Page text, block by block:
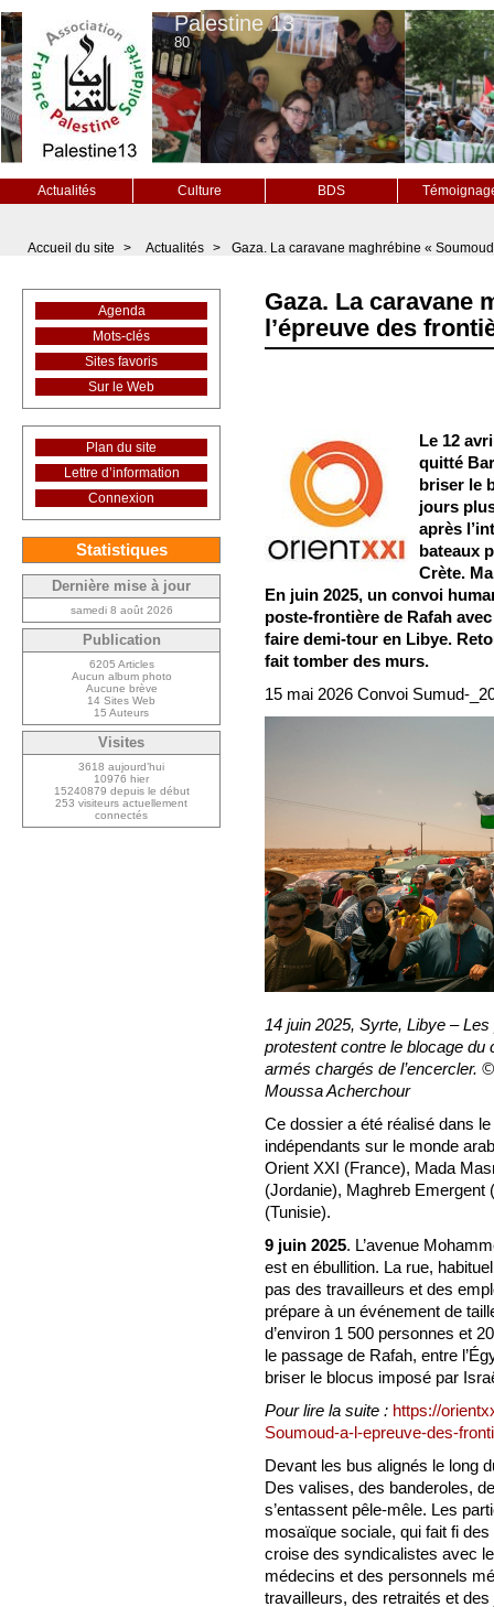
Palestine 13
80
Actualités Culture BDS
Accueil du site > Actualités > Gaza. La caravane maghrébine «
Gaza. La caravane
l’épreuve des
Le 12
quitté
briser le
jours
après
bateaux
Crète.
En juin 2025, un convoi
poste-frontière de Rafah
faire demi-tour en Libye.
fait tomber des murs.
15 mai 2026 Convoi Sumud-
14 juin 2025, Syrte, Libye –
protestent contre le blocage
armés chargés de l’encercler.
Moussa Acherchour
Ce dossier a été réalisé dans
indépendants sur le monde
Orient XXI (France), Mada
(Jordanie), Maghreb Emergent
(Tunisie).
9 juin 2025. L’avenue
est en ébullition. La rue,
pas des travailleurs et des
prépare à un événement de
d’environ 1 500 personnes et
le passage de Rafah, entre
briser le blocus imposé par
Pour lire la suite : https://
Soumoud-a-l-epreuve-des-
Devant les bus alignés le long
Des valises, des banderoles,
s’entassent pêle-mêle. Les
mosaïque sociale, qui fait fi
croise des syndicalistes avec
médecins et des personnels
travailleurs, des retraités et
Agenda
Mots-clés
Sites favoris
Sur le Web
Plan du site
Lettre d’information
Connexion
Statistiques
Dernière mise à jour
samedi 8 août 2026
Publication
6205 Articles
Aucun album photo
Aucune brève
14 Sites Web
15 Auteurs
Visites
3618 aujourd’hui
10976 hier
15240879 depuis le début
253 visiteurs actuellement
connectés